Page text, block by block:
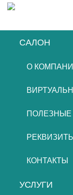
САЛОН
О
ПОЛЕЗНЫЕ
РЕКВИЗИТЫ
КОНТАКТЫ
УСЛУГИ